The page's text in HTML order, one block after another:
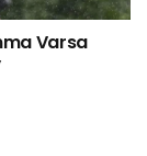
Varsa